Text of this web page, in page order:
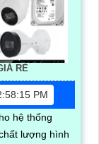
RÈ
PM
hệ thống